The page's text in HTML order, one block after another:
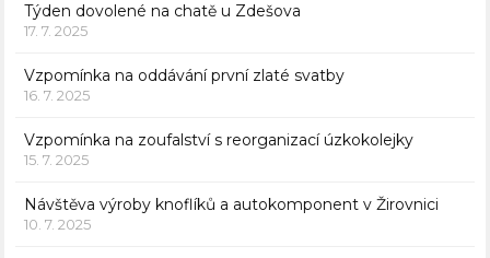
Týden dovolené na chatě u Zdešova
17. 7. 2025
Vzpomínka na oddávání první zlaté svatby
16. 7. 2025
Vzpomínka na zoufalství s reorganizací úzkokolejky
15. 7. 2025
Návštěva výroby knoflíků a autokomponent v Žirovnici
10. 7. 2025